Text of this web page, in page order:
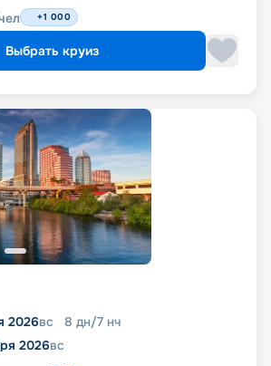
+1 000
Выбрать круиз
2026вс 8 дн/7 нч
2026вс